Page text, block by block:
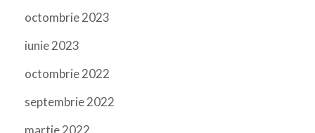
octombrie 2023
iunie 2023
octombrie 2022
septembrie 2022
martie 2022